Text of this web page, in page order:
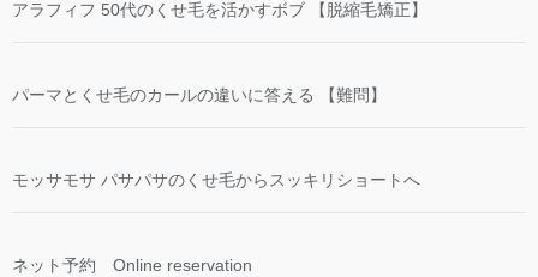
アラフィフ 50代のくせ毛を活かすボブ 【脱縮毛矯正】
パーマとくせ毛のカールの違いに答える 【難問】
モッサモサ パサパサのくせ毛からスッキリショートへ
ネット予約 Online reservation